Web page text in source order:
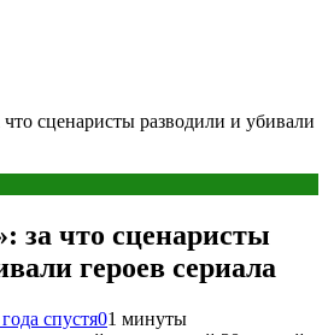
что сценаристы разводили и убивали
за что сценаристы
героев сериала
спустя01 минуты